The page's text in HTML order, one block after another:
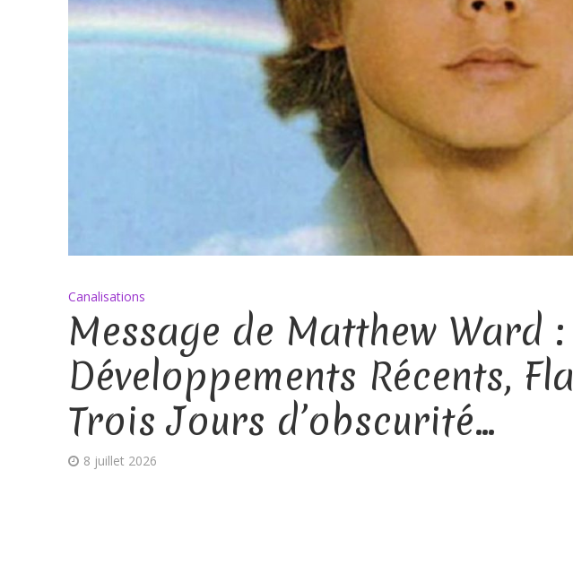
Canalisations
Message de Matthew Ward :
Développements Récents,
Trois Jours d’obscurité…
8 juillet 2026